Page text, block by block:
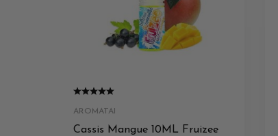
AROMATAI
Cassis Mangue 10ML Fruizee